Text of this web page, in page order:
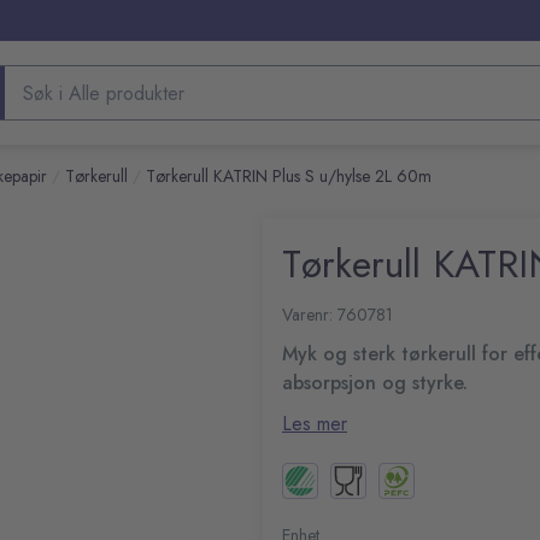
Søk etter produkter
Tørkerull Tørkerull KATRIN Plus S u/hylse 2L 60m
Tørkerull
Varenr: 760781
Myk og sterk tørkerull for
absorpsjon og styrke.
Katrin Plus Tørkerull S 2 er en
absorberingsevne er den
papir som varer lenge takket
Oppfyller de høyeste kravene
2-lags
Uten kjerne
Les mer
Enhet